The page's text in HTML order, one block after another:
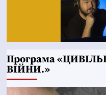
Програма
ВІЙНИ.»